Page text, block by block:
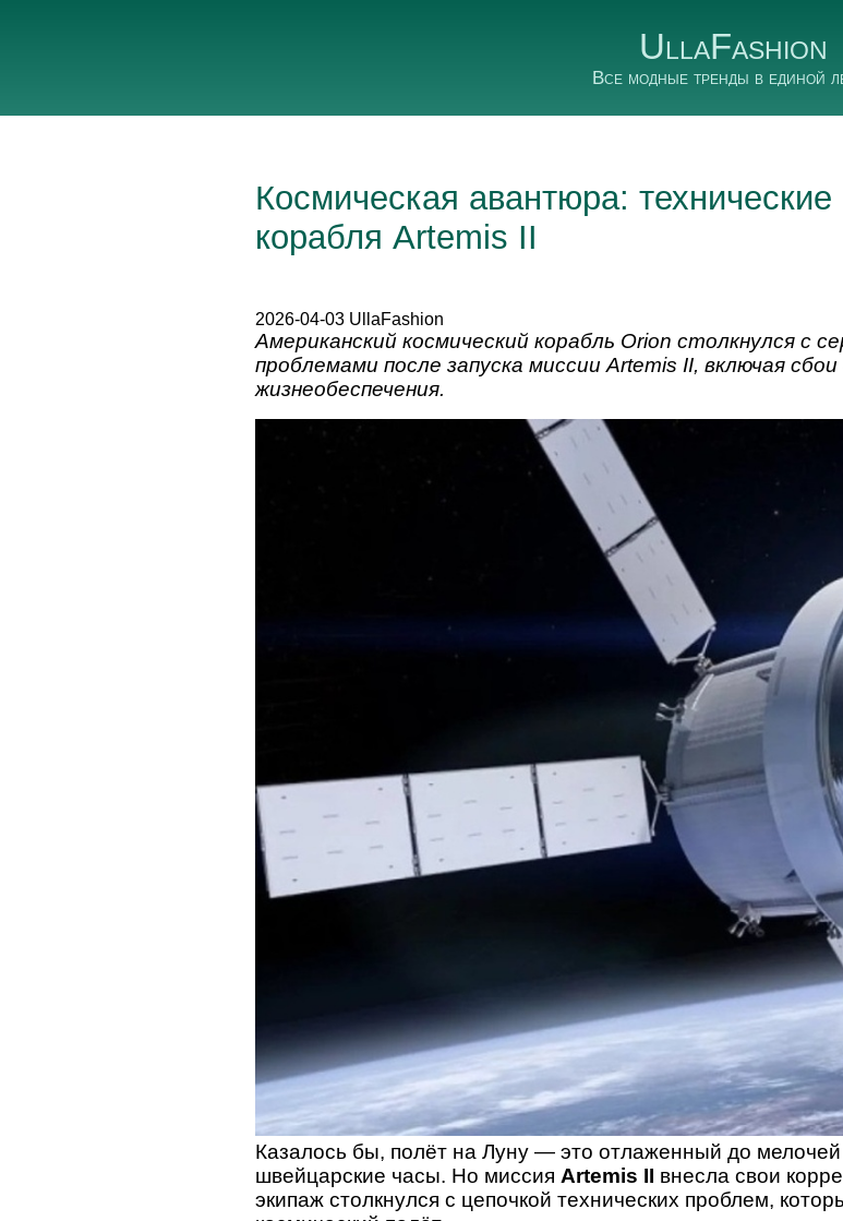
UllaFashion
Все модные тренды в единой
Космическая авантюра:
корабля Artemis II
2026-04-03 UllaFashion
Американский космический корабль Orion столкнулся с
проблемами после запуска миссии Artemis II, включая
жизнеобеспечения.
Казалось бы, полёт на Луну — это отлаженный до мелочей
швейцарские часы. Но миссия Artemis II внесла свои
экипаж столкнулся с цепочкой технических проблем,